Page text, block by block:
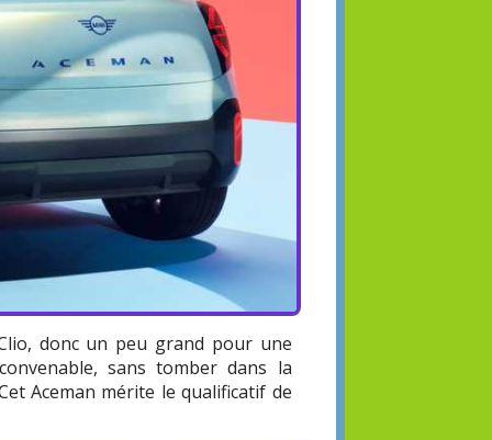
donc un peu grand pour une
sans tomber dans la
Aceman mérite le qualificatif de